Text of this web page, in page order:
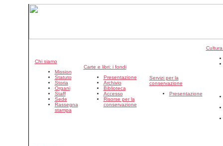
Chi siamo
Mission
Statuto
Storia
Organi
Staff
Sede
Rassegna
stampa
Carte e libri: i fondi
Presentazione
Archivio
Biblioteca
Accesso
Risorse per la
conservazione
Servizi per la
conservazione
Presentazione